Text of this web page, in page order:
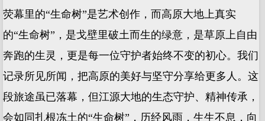
荧幕里的“生命树”是艺术创作，而高原大地上真实
的“生命树”，是戈壁里破土而生的绿意，是草原上自由
奔跑的生灵，更是每一位守护者始终不变的初心。我们
记录所见所闻，把高原的美好与坚守分享给更多人。这
段旅途虽已落幕，但江源大地的生态守护、精神传承，
会如同扎根冻土的“生命树”，历经风雨，生生不息，向